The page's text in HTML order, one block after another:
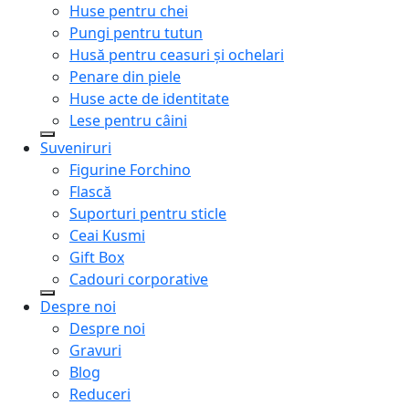
Huse pentru chei
Pungi pentru tutun
Husă pentru ceasuri și ochelari
Penare din piele
Huse acte de identitate
Lese pentru câini
Suveniruri
Figurine Forchino
Flască
Suporturi pentru sticle
Ceai Kusmi
Gift Box
Cadouri corporative
Despre noi
Despre noi
Gravuri
Blog
Reduceri